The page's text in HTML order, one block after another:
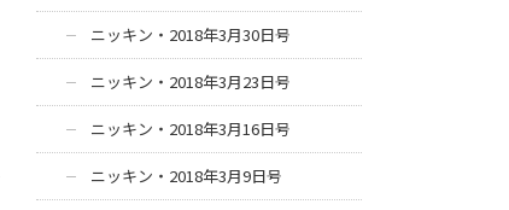
ニッキン・2018年3月30日号
ニッキン・2018年3月23日号
ニッキン・2018年3月16日号
ニッキン・2018年3月9日号